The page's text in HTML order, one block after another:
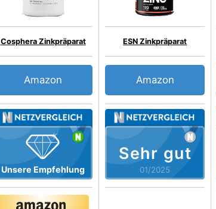
Unsere Empfehlung
Cosphera Zinkpräparat
Amazon
Sehr gut
01/2025
ESN Zinkpräparat
Amazon